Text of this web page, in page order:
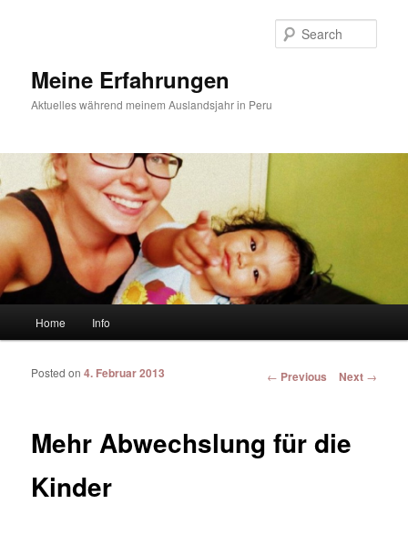
Meine Erfahrungen
Aktuelles während meinem Auslandsjahr in Peru
Skip to primary content
Skip to secondary content
Home Info
Post navigation
← Previous Next →
Mehr Abwechslung für die
Kinder
Posted on4. Februar 2013